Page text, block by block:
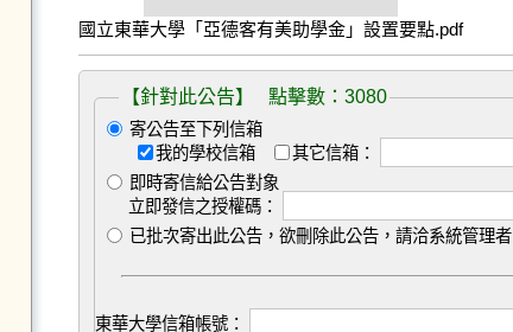
國立東華大學「亞德客有美助學金」設置要點.pdf
【針對此公告】 點擊數：3080
寄公告至下列信箱
我的學校信箱
其它信箱：
即時寄信給公告對象
立即發信之授權碼：
已批次寄出此公告，欲刪除此公告，請洽系統管理者
東華大學信箱帳號：